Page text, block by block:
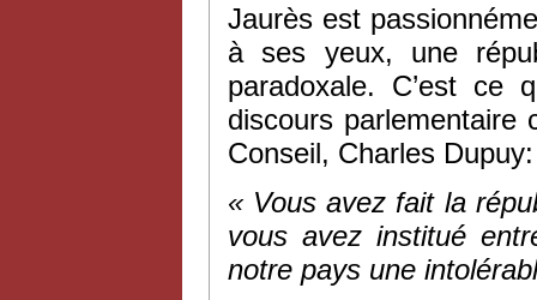
Jaurès est
à ses yeux, une
paradoxale. C’est ce
discours parlementaire
Conseil, Charles Dupuy:
« Vous avez fait la
vous avez institué
notre pays une